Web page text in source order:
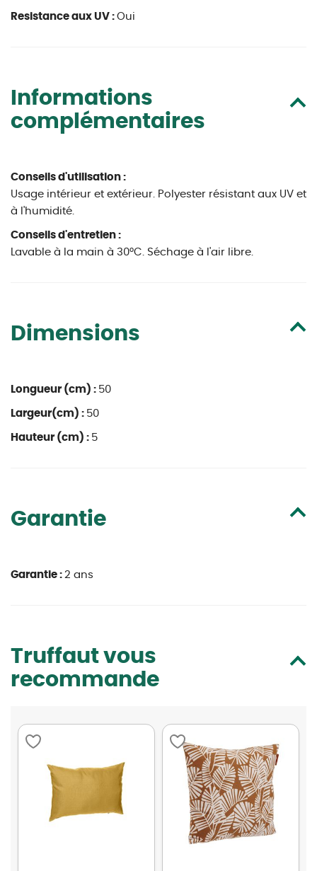
Resistance aux UV : Oui
Informations
complémentaires
Conseils d'utilisation :
Usage intérieur et extérieur. Polyester résistant aux UV et
à l'humidité.
Conseils d'entretien :
Lavable à la main à 30°C. Séchage à l'air libre.
Dimensions
Longueur (cm) : 50
Largeur(cm) : 50
Hauteur (cm) : 5
Garantie
Garantie : 2 ans
Truffaut vous
recommande